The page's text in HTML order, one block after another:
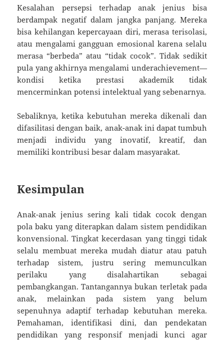
Kesalahan persepsi terhadap anak jenius bisa
berdampak negatif dalam jangka panjang. Mereka
bisa kehilangan kepercayaan diri, merasa terisolasi,
atau mengalami gangguan emosional karena selalu
merasa “berbeda” atau “tidak cocok”. Tidak sedikit
pula yang akhirnya mengalami underachievement—
kondisi ketika prestasi akademik tidak
mencerminkan potensi intelektual yang sebenarnya.
Sebaliknya, ketika kebutuhan mereka dikenali dan
difasilitasi dengan baik, anak-anak ini dapat tumbuh
menjadi individu yang inovatif, kreatif, dan
memiliki kontribusi besar dalam masyarakat.
Kesimpulan
Anak-anak jenius sering kali tidak cocok dengan
pola baku yang diterapkan dalam sistem pendidikan
konvensional. Tingkat kecerdasan yang tinggi tidak
selalu membuat mereka mudah diatur atau patuh
terhadap sistem, justru sering memunculkan
perilaku yang disalahartikan sebagai
pembangkangan. Tantangannya bukan terletak pada
anak, melainkan pada sistem yang belum
sepenuhnya adaptif terhadap kebutuhan mereka.
Pemahaman, identifikasi dini, dan pendekatan
pendidikan yang responsif menjadi kunci agar